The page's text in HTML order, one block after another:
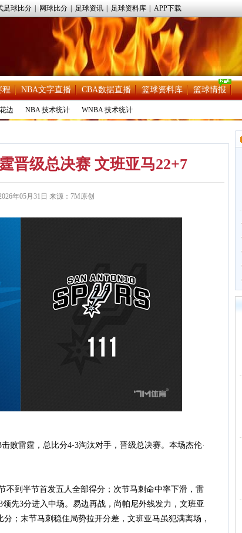
足球比分 网球比分 足球资讯 足球资料库 APP下载
程 NBA文字直播 CBA数据直播 篮球资料库 篮球情报
边 NBA 技术统计 WNBA 技术统计
晋级总决赛 文班亚马22+7
年05月31日 来源：7M原创
雷霆，总比分4-3淘汰对手，晋级总决赛。本场杰伦·
到半节首发五人全部得分；次节马刺命中率下滑，雷
先3分进入中场。易边再战，尚帕尼外线发力，文班亚
；末节马刺稳住局势拉开分差，文班亚马虽犯满离场，